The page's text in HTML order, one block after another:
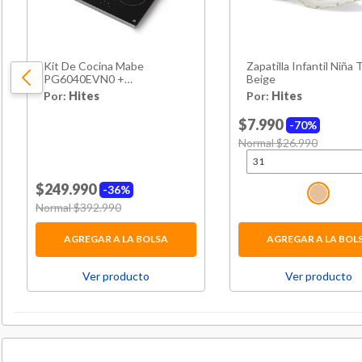
Kit De Cocina Mabe
PG6040EVN0 +
CM6045XV0 4 Quemadores
Por: Hites
36%
$249.990
Price reduced from
Normal $392.990
AGREGAR A LA BOLSA
Ver producto
Zapatilla Infantil Niña
Beige
Por: Hites
70%
$7.990
Price reduced from
Normal $26.990
AGREGAR A LA
Ver producto